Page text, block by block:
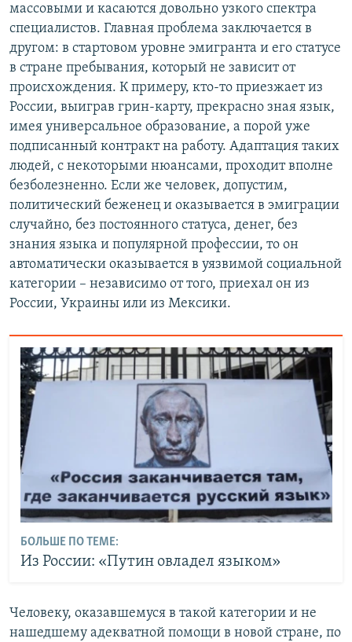
массовыми и касаются довольно узкого спектра
специалистов. Главная проблема заключается в
другом: в стартовом уровне эмигранта и его статусе
в стране пребывания, который не зависит от
происхождения. К примеру, кто-то приезжает из
России, выиграв грин-карту, прекрасно зная язык,
имея универсальное образование, а порой уже
подписанный контракт на работу. Адаптация таких
людей, с некоторыми нюансами, проходит вполне
безболезненно. Если же человек, допустим,
политический беженец и оказывается в эмиграции
случайно, без постоянного статуса, денег, без
знания языка и популярной профессии, то он
автоматически оказывается в уязвимой социальной
категории – независимо от того, приехал он из
России, Украины или из Мексики.
БОЛЬШЕ ПО ТЕМЕ:
Из России: «Путин овладел языком»
Человеку, оказавшемуся в такой категории и не
нашедшему адекватной помощи в новой стране, по